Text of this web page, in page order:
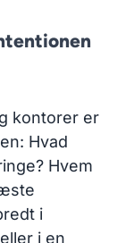
kontorer er
Hvad
Hvem
i
i en